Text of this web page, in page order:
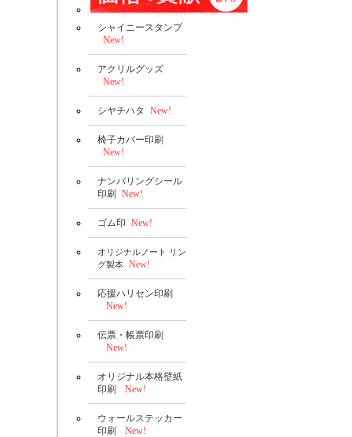
シャイニースタンプ
New!
アクリルグッズ
New!
シヤチハタ New!
椅子カバー印刷
New!
ナンバリングシール
印刷
New!
ゴム印 New!
オリジナルノート リン
グ製本 New!
応援ハリセン印刷
New!
伝票・帳票印刷
New!
オリジナル本格壁紙
印刷
New!
ウォールステッカー
印刷
New!